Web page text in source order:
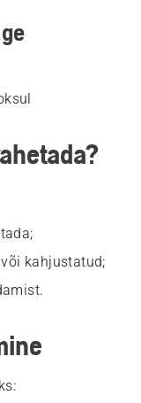
kahjustatud;